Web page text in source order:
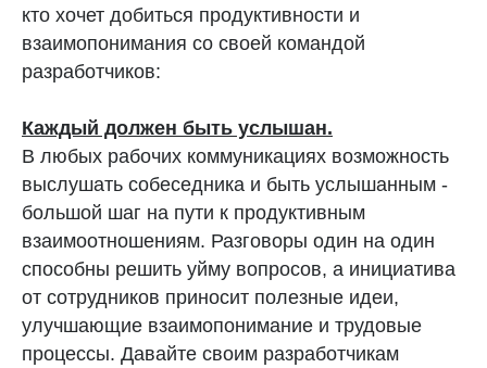
кто хочет добиться продуктивности и
взаимопонимания со своей командой
разработчиков:
Каждый должен быть услышан.
В любых рабочих коммуникациях возможность
выслушать собеседника и быть услышанным -
большой шаг на пути к продуктивным
взаимоотношениям. Разговоры один на один
способны решить уйму вопросов, а инициатива
от сотрудников приносит полезные идеи,
улучшающие взаимопонимание и трудовые
процессы. Давайте своим разработчикам